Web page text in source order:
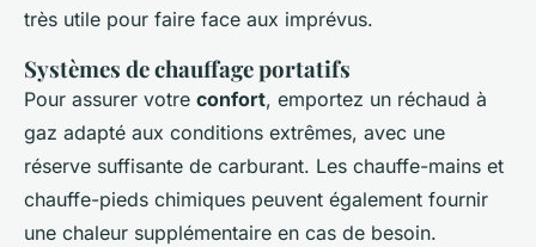
très utile pour faire face aux imprévus.
Systèmes de chauffage portatifs
Pour assurer votre confort, emportez un réchaud à
gaz adapté aux conditions extrêmes, avec une
réserve suffisante de carburant. Les chauffe-mains et
chauffe-pieds chimiques peuvent également fournir
une chaleur supplémentaire en cas de besoin.